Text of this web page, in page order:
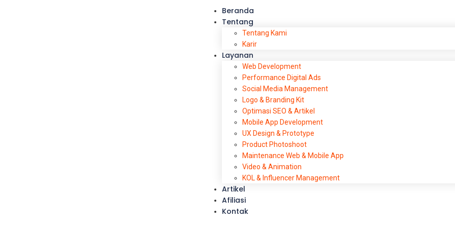
Beranda
Tentang
Tentang Kami
Karir
Layanan
Web Development
Performance Digital Ads
Social Media Management
Logo & Branding Kit
Optimasi SEO & Artikel
Mobile App Development
UX Design & Prototype
Product Photoshoot
Maintenance Web & Mobile App
Video & Animation
KOL & Influencer Management
Artikel
Afiliasi
Kontak